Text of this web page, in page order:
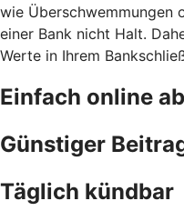
wie Überschwemmungen
einer Bank nicht Halt.
Werte in Ihrem
Einfach online
Günstiger
Täglich kündbar